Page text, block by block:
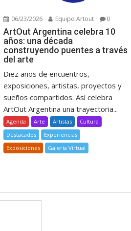
06/23/2026 Equipo Artout 0
ArtOut Argentina celebra 10
años: una década
construyendo puentes a través
del arte
Diez años de encuentros,
exposiciones, artistas, proyectos y
sueños compartidos. Así celebra
ArtOut Argentina una trayectoria...
Agenda Arte Artistas
Cultura
Destacados
Experiencias
Exposiciones
Galería Virtual